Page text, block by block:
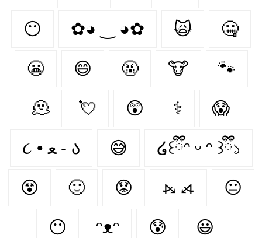
😶‍ ✿◕ ‿ ◕✿ 🙀 🤐
😬 😄 🤬 🐮 🐾
🫠 💘 😲 ⚕ 😱
૮ • ﻌ - ა⁩ 😅 ໒꒰ྀིᵔ ᵕ ᵔ ꒱ྀི১
😵 🙂 😟 ⦮ ⦯ 😐
😶 ᵔᴥᵔ 😰 😃